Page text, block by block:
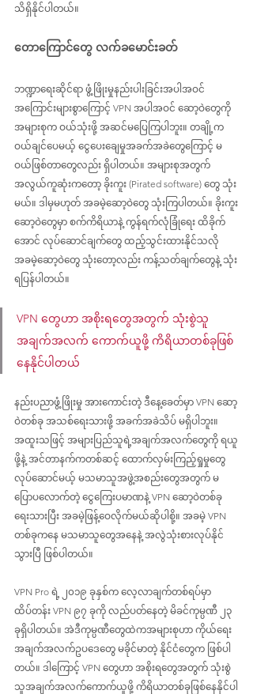
သိရှိနိုင်ပါတယ်။
တောကြောင်တွေ လက်ခမောင်းခတ်
ဘဏ္ဍာရေးဆိုင်ရာ ဖွံ့ဖြိုးမှုနည်းပါးခြင်းအပါအဝင်
အကြောင်းများစွာကြောင့် VPN အပါအဝင် ဆော့ဝဲတွေကို
အများစုက ဝယ်သုံးဖို့ အဆင်မပြေကြပါဘူး။ တချို့က
ဝယ်ချင်ပေမယ့် ငွေပေးချေမှုအခက်အခဲတွေကြောင့် မ
ဝယ်ဖြစ်တာတွေလည်း ရှိပါတယ်။ အများစုအတွက်
အလွယ်ကူဆုံးကတော့ ခိုးကူး (Pirated software) တွေ သုံး
မယ်။ ဒါမှမဟုတ် အခမဲ့ဆော့ဝဲတွေ သုံးကြပါတယ်။ ခိုးကူး
ဆော့ဝဲတွေမှာ စက်ကိရိယာနဲ့ ကွန်ရက်လုံခြုံရေး ထိခိုက်
အောင် လုပ်ဆောင်ချက်တွေ ထည့်သွင်းထားနိုင်သလို
အခမဲ့ဆော့ဝဲတွေ သုံးတော့လည်း ကန့်သတ်ချက်တွေနဲ့ သုံး
ရပြန်ပါတယ်။
VPN တွေဟာ အစိုးရတွေအတွက် သုံးစွဲသူ
အချက်အလက် ကောက်ယူဖို့ ကိရိယာတစ်ခုဖြစ်
နေနိုင်ပါတယ်
နည်းပညာဖွံ့ဖြိုးမှု အားကောင်းတဲ့ ဒီနေ့ခေတ်မှာ VPN ဆော့
ဝဲတစ်ခု အသစ်ရေးသားဖို့ အခက်အခဲသိပ် မရှိပါဘူး။
အထူးသဖြင့် အများပြည်သူရဲ့အချက်အလက်တွေကို ရယူ
ဖို့နဲ့ အင်တာနက်ကတစ်ဆင့် ထောက်လှမ်းကြည့်ရှုမှုတွေ
လုပ်ဆောင်မယ့် မသမာသူအဖွဲ့အစည်းတွေအတွက် မ
ပြောပလောက်တဲ့ ငွေကြေးပမာဏနဲ့ VPN ဆော့ဝဲတစ်ခု
ရေးသားပြီး အခမဲ့ဖြန့်ဝေလိုက်မယ်ဆိုပါစို့။ အခမဲ့ VPN
တစ်ခုကနေ မသမာသူတွေအနေနဲ့ အလွဲသုံးစားလုပ်နိုင်
သွားပြီ ဖြစ်ပါတယ်။
VPN Pro ရဲ့ ၂၀၁၉ ခုနှစ်က လေ့လာချက်တစ်ရပ်မှာ
ထိပ်တန်း VPN ၉၇ ခုကို လည်ပတ်နေတဲ့ မိခင်ကုမ္ပဏီ ၂၃
ခုရှိပါတယ်။ အဲဒီကုမ္ပဏီတွေထဲကအများစုဟာ ကိုယ်ရေး
အချက်အလက်ဥပဒေတွေ မခိုင်မာတဲ့ နိုင်ငံတွေက ဖြစ်ပါ
တယ်။ ဒါကြောင့် VPN တွေဟာ အစိုးရတွေအတွက် သုံးစွဲ
သူအချက်အလက်ကောက်ယူဖို့ ကိရိယာတစ်ခုဖြစ်နေနိုင်ပါ